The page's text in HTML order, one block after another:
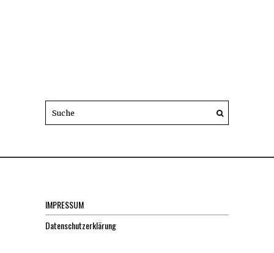
IMPRESSUM
Datenschutzerklärung